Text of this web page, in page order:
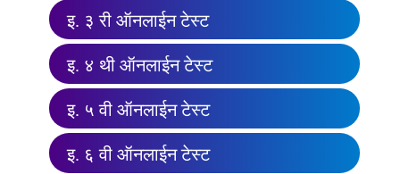
इ. ३ री ऑनलाईन टेस्ट
इ. ४ थी ऑनलाईन टेस्ट
इ. ५ वी ऑनलाईन टेस्ट
इ. ६ वी ऑनलाईन टेस्ट